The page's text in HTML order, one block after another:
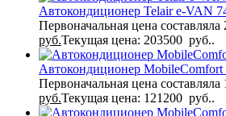
Автокондиционер Telair e-VAN
Первоначальная цена
руб.Текущая цена: 203500 руб..
Автокондиционер MobileComfort
Первоначальная цена
руб.Текущая цена: 121200 руб..